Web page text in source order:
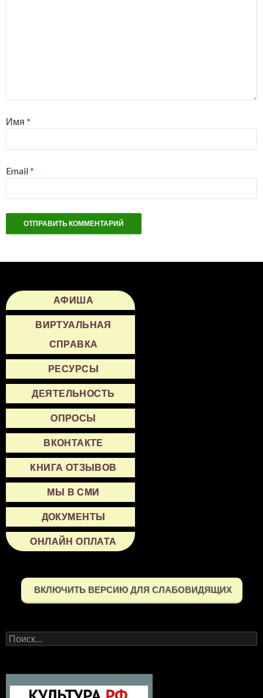
Имя *
Email*
АФИША
ВИРТУАЛЬНАЯ
СПРАВКА
РЕСУРСЫ
ДЕЯТЕЛЬНОСТЬ
ОПРОСЫ
ВКОНТАКТЕ
КНИГА ОТЗЫВОВ
МЫ В СМИ
ДОКУМЕНТЫ
ОНЛАЙН ОПЛАТА
ВКЛЮЧИТЬ ВЕРСИЮ ДЛЯ СЛАБОВИДЯЩИХ
Найти: